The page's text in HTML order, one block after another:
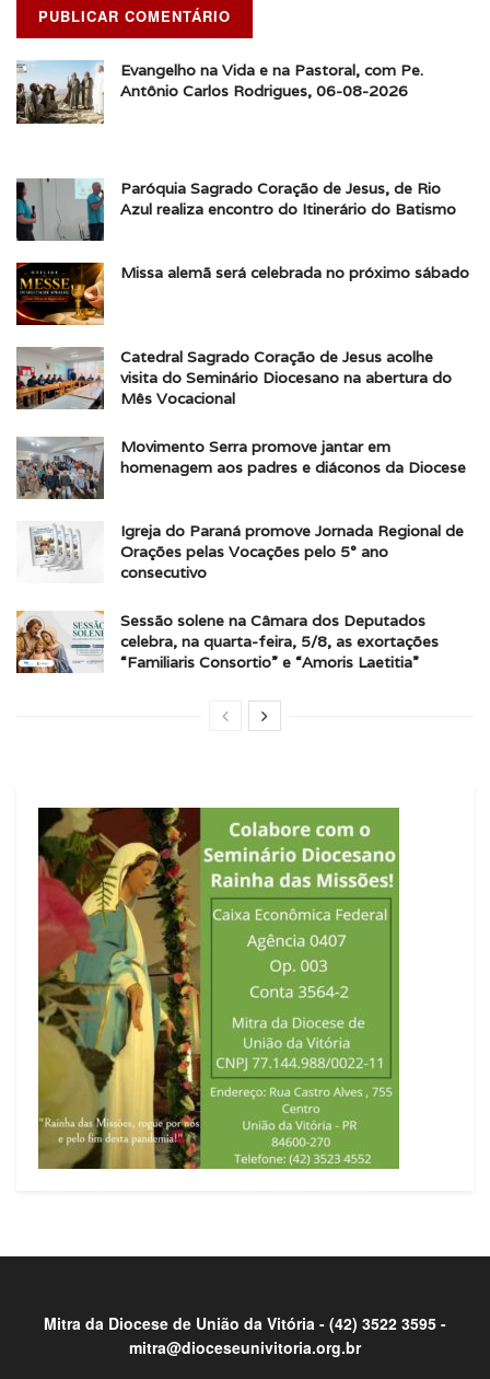
Evangelho na Vida e na Pastoral, com Pe.
Antônio Carlos Rodrigues, 06-08-2026
Paróquia Sagrado Coração de Jesus, de Rio
Azul realiza encontro do Itinerário do Batismo
Missa alemã será celebrada no próximo sábado
Catedral Sagrado Coração de Jesus acolhe
visita do Seminário Diocesano na abertura do
Mês Vocacional
Movimento Serra promove jantar em
homenagem aos padres e diáconos da Diocese
Igreja do Paraná promove Jornada Regional de
Orações pelas Vocações pelo 5° ano
consecutivo
Sessão solene na Câmara dos Deputados
celebra, na quarta-feira, 5/8, as exortações
“Familiaris Consortio” e “Amoris Laetitia”
Mitra da Diocese de União da Vitória - (42) 3522 3595 -
mitra@dioceseunivitoria.org.br